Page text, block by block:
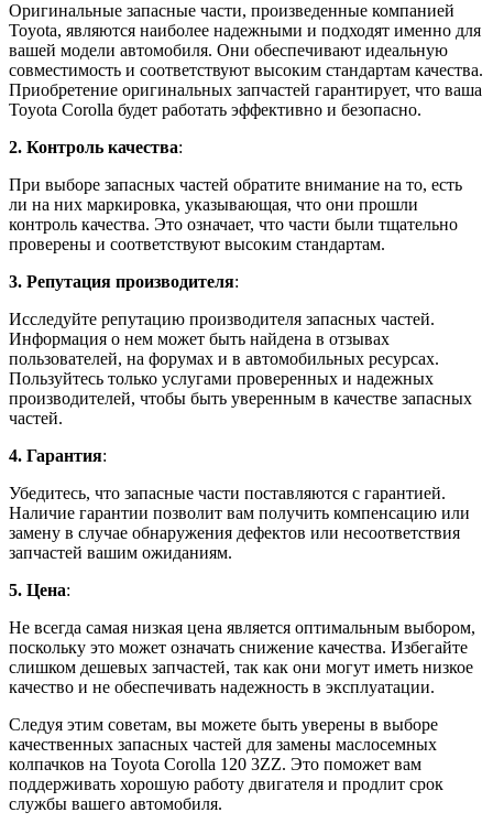
Оригинальные запасные части, произведенные компанией
Toyota, являются наиболее надежными и подходят именно для
вашей модели автомобиля. Они обеспечивают идеальную
совместимость и соответствуют высоким стандартам качества.
Приобретение оригинальных запчастей гарантирует, что ваша
Toyota Corolla будет работать эффективно и безопасно.
2. Контроль качества:
При выборе запасных частей обратите внимание на то, есть
ли на них маркировка, указывающая, что они прошли
контроль качества. Это означает, что части были тщательно
проверены и соответствуют высоким стандартам.
3. Репутация производителя:
Исследуйте репутацию производителя запасных частей.
Информация о нем может быть найдена в отзывах
пользователей, на форумах и в автомобильных ресурсах.
Пользуйтесь только услугами проверенных и надежных
производителей, чтобы быть уверенным в качестве запасных
частей.
4. Гарантия:
Убедитесь, что запасные части поставляются с гарантией.
Наличие гарантии позволит вам получить компенсацию или
замену в случае обнаружения дефектов или несоответствия
запчастей вашим ожиданиям.
5. Цена:
Не всегда самая низкая цена является оптимальным выбором,
поскольку это может означать снижение качества. Избегайте
слишком дешевых запчастей, так как они могут иметь низкое
качество и не обеспечивать надежность в эксплуатации.
Следуя этим советам, вы можете быть уверены в выборе
качественных запасных частей для замены маслосемных
колпачков на Toyota Corolla 120 3ZZ. Это поможет вам
поддерживать хорошую работу двигателя и продлит срок
службы вашего автомобиля.